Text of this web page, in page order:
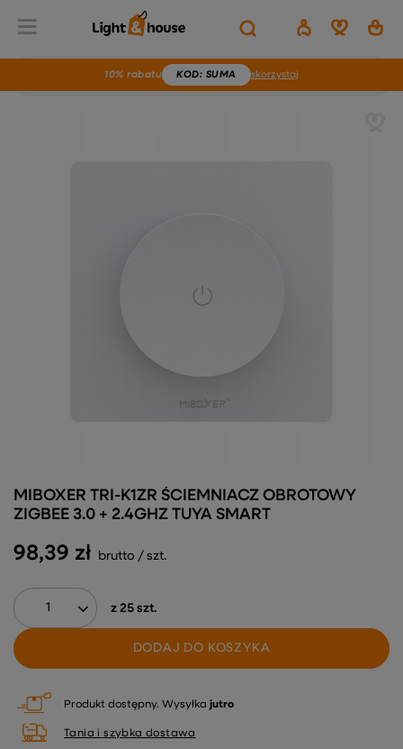
10% rabatu KOD: SUMA skorzystaj
98,39 zł brutto / szt.
z 25 szt.
DODAJ DO KOSZYKA
MIBOXER TRI-K1ZR ŚCIEMNIACZ OBROTOWY
ZIGBEE 3.0 + 2.4GHZ TUYA SMART
Produkt dostępny Wysyłka jutro
Tania i szybka dostawa